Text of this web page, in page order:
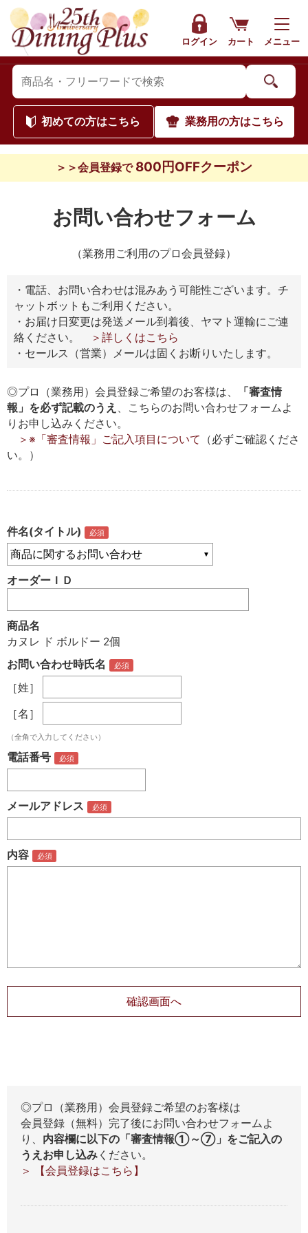
ログイン カート メニュー
初めての方はこちら 業務用の方はこちら
＞＞会員登録で 800円OFFクーポン
お問い合わせフォーム
（業務用ご利用のプロ会員登録）
・電話、お問い合わせは混みあう可能性ございます。チ
ャットボットもご利用ください。
・お届け日変更は発送メール到着後、ヤマト運輸にご連
絡ください。
＞詳しくはこちら
・セールス（営業）メールは固くお断りいたします。
◎プロ（業務用）会員登録ご希望のお客様は、
「審査情
報」を必ず記載のうえ 、こちらのお問い合わせフォームよ
りお申し込みください。
＞※「審査情報」ご記入項目について
（必ずご確認くださ
い。）
件名(タイトル)
オーダーＩＤ
商品名
カヌレ ド ボルドー 2個
お問い合わせ時氏名
［姓］
［名］
（全角で入力してください）
電話番号
メールアドレス
内容
◎プロ（業務用）会員登録ご希望のお客様は
会員登録（無料）完了後にお問い合わせフォームよ
り、 内容欄に以下の「審査情報①～⑦」をご記入の
うえお申し込み ください。
＞ 【会員登録はこちら】